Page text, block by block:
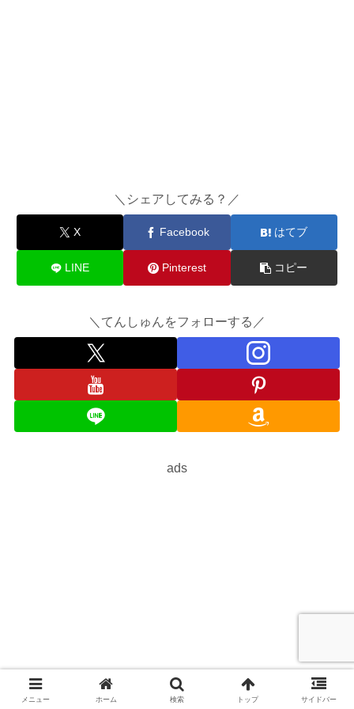
＼シェアしてみる？／
X Facebook はてブ
LINE Pinterest コピー
＼てんしゅんをフォローする／
ads
メニュー ホーム 検索 トップ サイドバー